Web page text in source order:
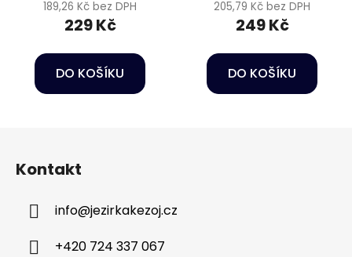
189,26 Kč bez DPH
229 Kč
DO KOŠÍKU
205,79 Kč bez DPH
249 Kč
DO KOŠÍKU
Kontakt
info@jezirkakezoj.cz
+420 724 337 067